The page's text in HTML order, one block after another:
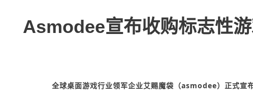
Asmodee宣布收购标志性
全球桌面游戏行业领军企业艾赐魔袋（asmodee）正式